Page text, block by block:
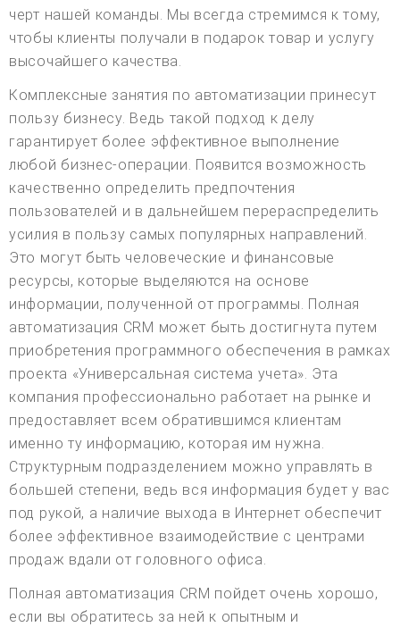
черт нашей команды. Мы всегда стремимся к тому,
чтобы клиенты получали в подарок товар и услугу
высочайшего качества.
Комплексные занятия по автоматизации принесут
пользу бизнесу. Ведь такой подход к делу
гарантирует более эффективное выполнение
любой бизнес-операции. Появится возможность
качественно определить предпочтения
пользователей и в дальнейшем перераспределить
усилия в пользу самых популярных направлений.
Это могут быть человеческие и финансовые
ресурсы, которые выделяются на основе
информации, полученной от программы. Полная
автоматизация CRM может быть достигнута путем
приобретения программного обеспечения в рамках
проекта «Универсальная система учета». Эта
компания профессионально работает на рынке и
предоставляет всем обратившимся клиентам
именно ту информацию, которая им нужна.
Структурным подразделением можно управлять в
большей степени, ведь вся информация будет у вас
под рукой, а наличие выхода в Интернет обеспечит
более эффективное взаимодействие с центрами
продаж вдали от головного офиса.
Полная автоматизация CRM пойдет очень хорошо,
если вы обратитесь за ней к опытным и